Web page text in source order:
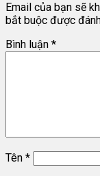
Email của bạn sẽ
bắt buộc được
Bình luận *
Tên *